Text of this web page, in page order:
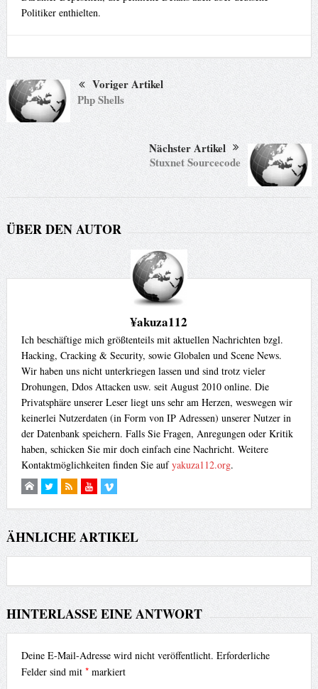
Politiker enthielten.
Voriger Artikel
Php Shells
Nächster Artikel
Stuxnet Sourcecode
ÜBER DEN AUTOR
¥akuza112
Ich beschäftige mich größtenteils mit aktuellen Nachrichten bzgl.
Hacking, Cracking & Security, sowie Globalen und Scene News.
Wir haben uns nicht unterkriegen lassen und sind trotz vieler
Drohungen, Ddos Attacken usw. seit August 2010 online. Die
Privatsphäre unserer Leser liegt uns sehr am Herzen, weswegen wir
keinerlei Nutzerdaten (in Form von IP Adressen) unserer Nutzer in
der Datenbank speichern. Falls Sie Fragen, Anregungen oder Kritik
haben, schicken Sie mir doch einfach eine Nachricht. Weitere
Kontaktmöglichkeiten finden Sie aufyakuza112.org.
ÄHNLICHE ARTIKEL
HINTERLASSE EINE ANTWORT
Deine E-Mail-Adresse wird nicht veröffentlicht. Erforderliche
Felder sind mit *markiert